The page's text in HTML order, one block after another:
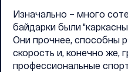
Изначально – много
байдарки были
Они прочнее, способны
скорость и, конечно же,
профессиональные